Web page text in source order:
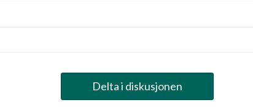
Delta i diskusjonen